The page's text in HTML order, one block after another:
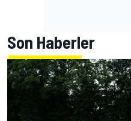
Son Haberler